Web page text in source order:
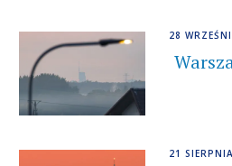
28
21